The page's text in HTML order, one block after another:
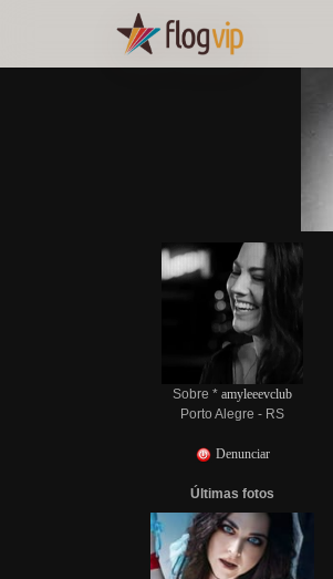
Sobre * amyleeevclub
Porto Alegre - RS
Denunciar
Últimas fotos